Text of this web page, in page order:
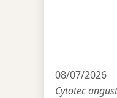
08/07/2026
Cytotec